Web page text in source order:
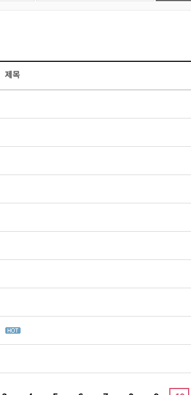
제목